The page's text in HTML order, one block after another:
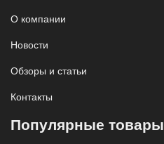
О компании
Новости
Обзоры и статьи
Контакты
Популярные товары